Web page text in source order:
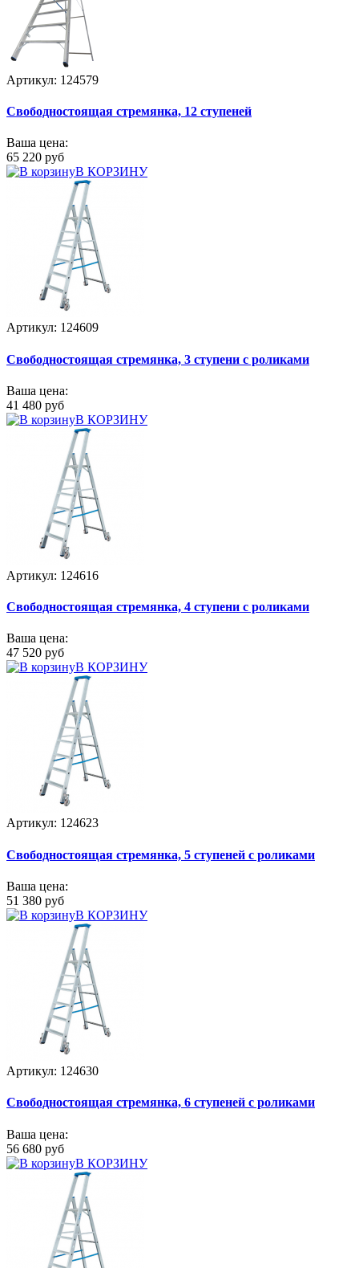
Артикул: 124579
Свободностоящая стремянка, 12 ступеней
Ваша цена:
65 220 руб
В КОРЗИНУ
Артикул: 124609
Свободностоящая стремянка, 3 ступени с роликами
Ваша цена:
41 480 руб
В КОРЗИНУ
Артикул: 124616
Свободностоящая стремянка, 4 ступени с роликами
Ваша цена:
47 520 руб
В КОРЗИНУ
Артикул: 124623
Свободностоящая стремянка, 5 ступеней с роликами
Ваша цена:
51 380 руб
В КОРЗИНУ
Артикул: 124630
Свободностоящая стремянка, 6 ступеней с роликами
Ваша цена:
56 680 руб
В КОРЗИНУ